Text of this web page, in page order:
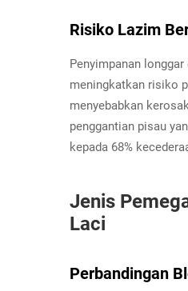
Risiko Lazim
Penyimpanan
meningkatkan risiko
menyebabkan
penggantian pisau
kepada 68%
Jenis
Laci
Perbandingan